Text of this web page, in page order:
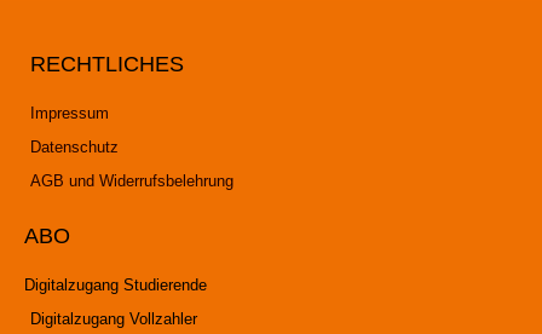
RECHTLICHES
Impressum
Datenschutz
AGB und Widerrufsbelehrung
ABO
Digitalzugang Studierende
Digitalzugang Vollzahler